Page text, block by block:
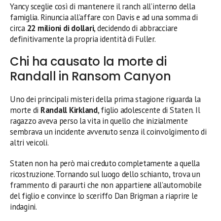
Yancy sceglie così di mantenere il ranch all’interno della
famiglia. Rinuncia all’affare con Davis e ad una somma di
circa 22 milioni di dollari, decidendo di abbracciare
definitivamente la propria identità di Fuller.
Chi ha causato la morte di
Randall in Ransom Canyon
Uno dei principali misteri della prima stagione riguarda la
morte di Randall Kirkland, figlio adolescente di Staten. Il
ragazzo aveva perso la vita in quello che inizialmente
sembrava un incidente avvenuto senza il coinvolgimento di
altri veicoli.
Staten non ha però mai creduto completamente a quella
ricostruzione. Tornando sul luogo dello schianto, trova un
frammento di paraurti che non appartiene all’automobile
del figlio e convince lo sceriffo Dan Brigman a riaprire le
indagini.